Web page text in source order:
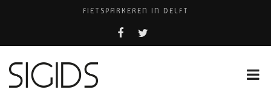
FIETSPARKEREN IN DELFT
PIZZERIA POMPEÏ ￼
BELEEF DE MAGIE VAN FILM BIJ KINEPOLIS